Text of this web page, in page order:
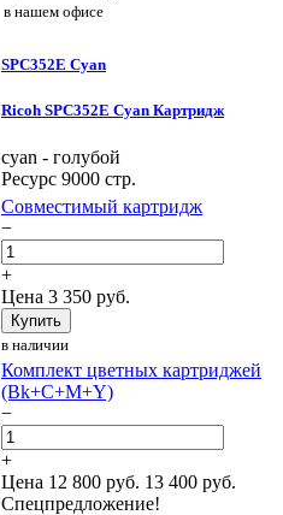
в нашем офисе
SPC352E Cyan
Ricoh SPC352E Cyan Картридж
cyan - голубой
Ресурс 9000 стр.
Совместимый картридж
−
+
Цена 3 350 руб.
Купить
в наличии
Комплект цветных картриджей
(Bk+C+M+Y)
−
+
Цена 12 800 руб. 13 400 руб.
Спецпредложение!